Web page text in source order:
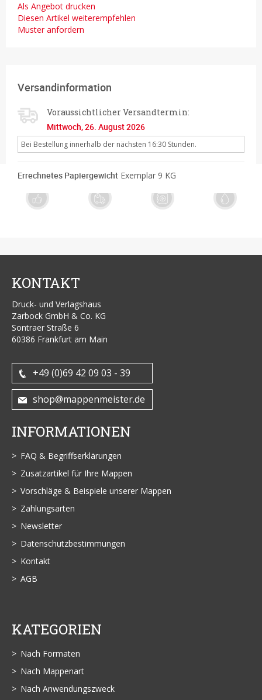
Als Angebot drucken
Diesen Artikel weiterempfehlen
Muster anfordern
Versandinformation
Voraussichtlicher Versandtermin:
Mittwoch, 26. August 2026
Bei Bestellung innerhalb der nächsten 16:30 Stunden.
Errechnetes Papiergewicht Exemplar 9 KG
KONTAKT
Druck- und Verlagshaus
Zarbock GmbH & Co. KG
Sontraer Straße 6
60386 Frankfurt am Main
+49 (0)69 42 09 03 - 39
shop@mappenmeister.de
INFORMATIONEN
FAQ & Begriffserklärungen
Zusatzartikel für Ihre Mappen
Vorschläge & Beispiele unserer Mappen
Zahlungsarten
Newsletter
Datenschutzbestimmungen
Kontakt
AGB
KATEGORIEN
Nach Formaten
Nach Mappenart
Nach Anwendungszweck